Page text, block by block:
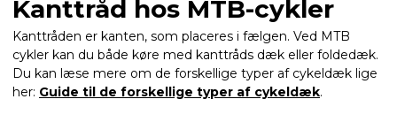
Kanttråd hos MTB-cykler
Kanttråden er kanten, som placeres i fælgen. Ved MTB
cykler kan du både køre med kanttråds dæk eller foldedæk.
Du kan læse mere om de forskellige typer af cykeldæk lige
her: Guide til de forskellige typer af cykeldæk.